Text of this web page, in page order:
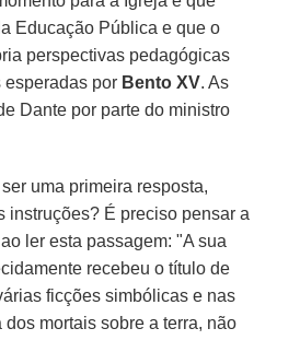
Educação Pública e que o
perspectivas pedagógicas
esperadas por Bento XV. As
Dante por parte do ministro
uma primeira resposta,
instruções? É preciso pensar a
ler esta passagem: "A sua
recebeu o título de
ficções simbólicas e nas
mortais sobre a terra, não